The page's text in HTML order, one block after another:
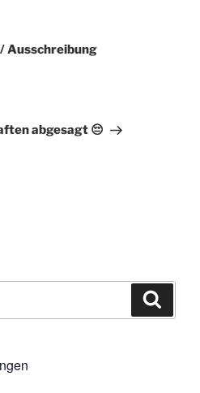
Ausschreibung
abgesagt 😔